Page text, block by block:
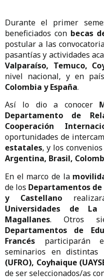
Durante el primer
beneficiados con becas
postular a las
pasantías y actividades
Valparaíso, Temuco,
nivel nacional, y en
Colombia y España.
Así lo dio a conocer
Departamento de
Cooperación
oportunidades de
estatales, y los
Argentina, Brasil,
En el marco de la
de los Departamentos
y Castellano
Universidades de
Magallanes. Otros
Departamentos de
Francés participarán
seminarios en distintas
(UFRO), Coyhaique
de ser seleccionados/as